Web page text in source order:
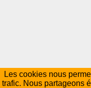
Les cookies nous
trafic. Nous partageons